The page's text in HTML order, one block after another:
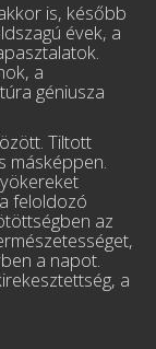
is, később
évek, a
a
géniusza
Tiltott
másképpen.
feloldozó
az
a napot.
a